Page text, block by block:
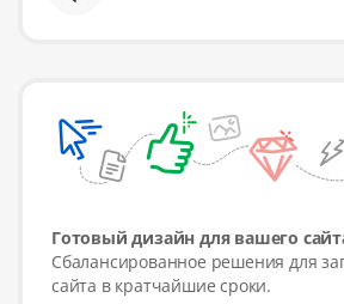
Готовый дизайн для вашего
Сбалансированное решения для
сайта в кратчайшие сроки.